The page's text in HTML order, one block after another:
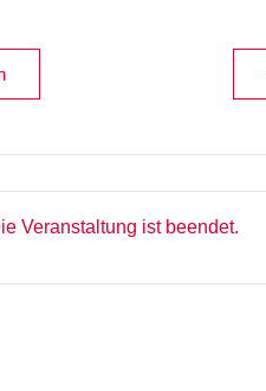
Veranstaltung ist beendet.